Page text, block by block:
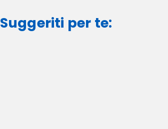
Suggeriti per te: